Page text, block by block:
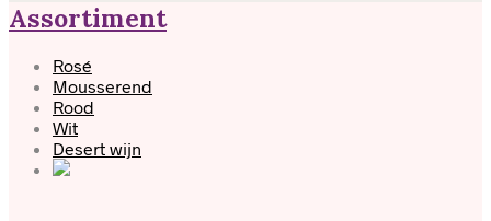
Assortiment
Rosé
Mousserend
Rood
Wit
Desert wijn